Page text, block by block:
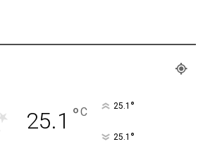
25.1 °C 25.1 °
25.1 °